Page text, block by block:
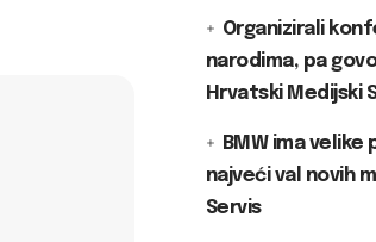
Organizirali
narodima, pa
Hrvatski Medijski
BMW ima velike
najveći val novih
Servis